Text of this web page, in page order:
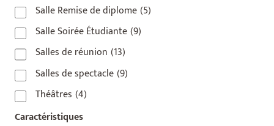
Salle Remise de diplome(5)
Salle Soirée Étudiante(9)
Salles de réunion (13)
Salles de spectacle(9)
Théâtres (4)
Caractéristiques